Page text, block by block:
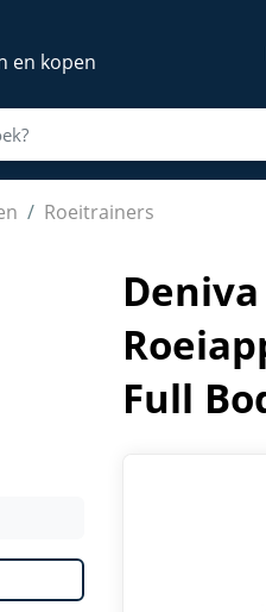
en kopen
Roeitrainers
- Roeitrainers -
Full